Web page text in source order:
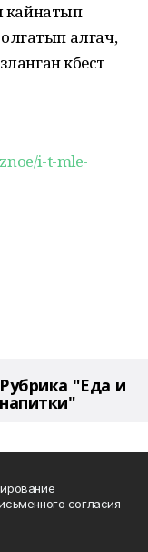
кайнатып
алгач,
кәбестә
i-t-mle-
Рубрика "Еда и
напитки"
согласия